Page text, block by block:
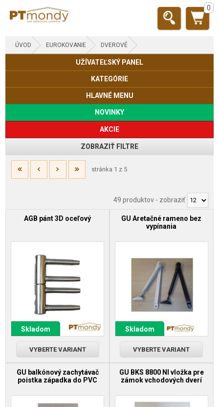
0
ÚVOD EUROKOVANIE DVEROVÉ
UŽÍVATEĽSKÝ PANEL
KATEGÓRIE
HLAVNÉ MENU
NOVINKY
AKCIE
ZOBRAZIŤ FILTRE
stránka 1 z 5
49 produktov- zobraziť
AGB pánt 3D oceľový
Skladom
VYBERTE VARIANT
GU Aretačné rameno bez
vypínania
Skladom
VYBERTE VARIANT
GU balkónový zachytávač
poistka západka do PVC
GU BKS 8800 NI vložka pre
zámok vchodových dverí